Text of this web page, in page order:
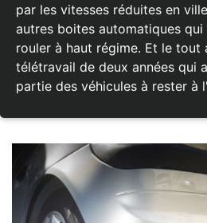
par les vitesses réduites en
autres boites automatiques
rouler à haut régime. Et le tout
télétravail de deux années qui
partie des véhicules à rester à